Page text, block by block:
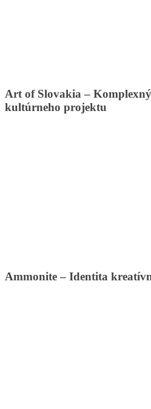
Art of Slovakia –
kultúrneho projektu
Ammonite – Identita